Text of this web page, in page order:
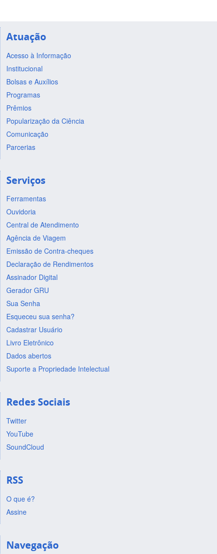
Atuação
Acesso à Informação
Institucional
Bolsas e Auxílios
Programas
Prêmios
Popularização da Ciência
Comunicação
Parcerias
Serviços
Ferramentas
Ouvidoria
Central de Atendimento
Agência de Viagem
Emissão de Contra-cheques
Declaração de Rendimentos
Assinador Digital
Gerador GRU
Sua Senha
Esqueceu sua senha?
Cadastrar Usuário
Livro Eletrônico
Dados abertos
Suporte a Propriedade Intelectual
Redes Sociais
Twitter
YouTube
SoundCloud
RSS
O que é?
Assine
Navegação